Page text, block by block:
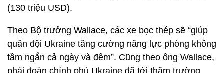
(130 triệu USD).
Theo Bộ trưởng Wallace, các xe bọc thép sẽ “giúp
quân đội Ukraine tăng cường năng lực phòng không
tầm ngắn cả ngày và đêm”. Cũng theo ông Wallace,
phái đoàn chính phủ Ukraine đã tới thăm trường